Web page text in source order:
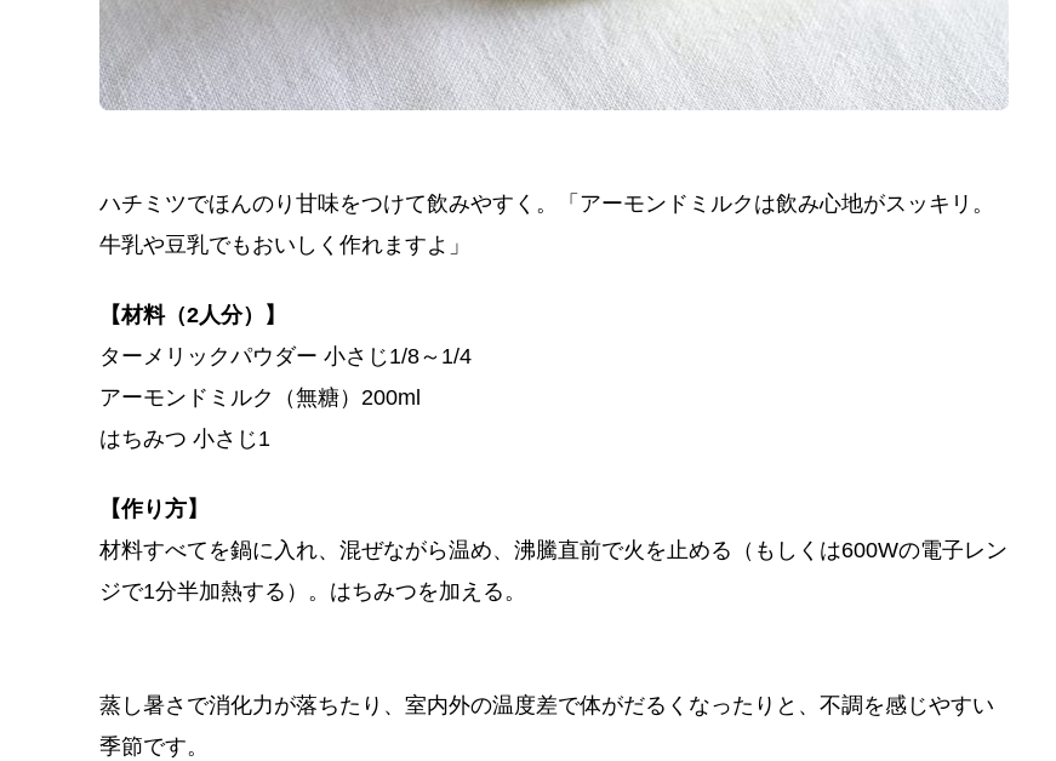
ハチミツでほんのり甘味をつけて飲みやすく。「アーモンドミルクは飲み心地がスッキリ。
牛乳や豆乳でもおいしく作れますよ」
【材料（2人分）】
ターメリックパウダー 小さじ1/8～1/4
アーモンドミルク（無糖）200ml
はちみつ 小さじ1
【作り方】
材料すべてを鍋に入れ、混ぜながら温め、沸騰直前で火を止める（もしくは600Wの電子レン
ジで1分半加熱する）。はちみつを加える。
蒸し暑さで消化力が落ちたり、室内外の温度差で体がだるくなったりと、不調を感じやすい
季節です。